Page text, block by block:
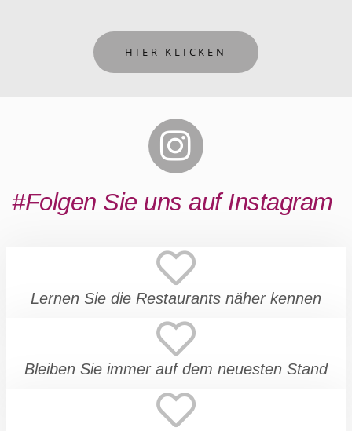
HIER KLICKEN
#Folgen Sie uns auf Instagram
Lernen Sie die Restaurants näher kennen
Bleiben Sie immer auf dem neuesten Stand